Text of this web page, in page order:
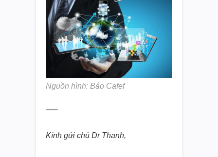
Nguồn hình: Báo Cafef
—–
Kính gửi chú Dr Thanh,